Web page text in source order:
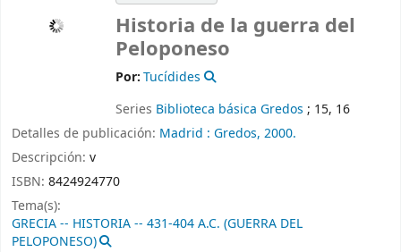
Historia de la guerra del
Peloponeso
Por:Tucídides
Series Biblioteca básica Gredos ; 15, 16
Detalles de publicación: Madrid : Gredos, 2000.
Descripción: v
ISBN: 8424924770
Tema(s):
GRECIA -- HISTORIA -- 431-404 A.C. (GUERRA DEL
PELOPONESO)